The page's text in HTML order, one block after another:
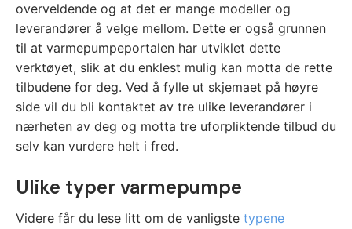
overveldende og at det er mange modeller og
leverandører å velge mellom. Dette er også grunnen
til at varmepumpeportalen har utviklet dette
verktøyet, slik at du enklest mulig kan motta de rette
tilbudene for deg. Ved å fylle ut skjemaet på høyre
side vil du bli kontaktet av tre ulike leverandører i
nærheten av deg og motta tre uforpliktende tilbud du
selv kan vurdere helt i fred.
Ulike typer varmepumpe
Videre får du lese litt om de vanligste typene